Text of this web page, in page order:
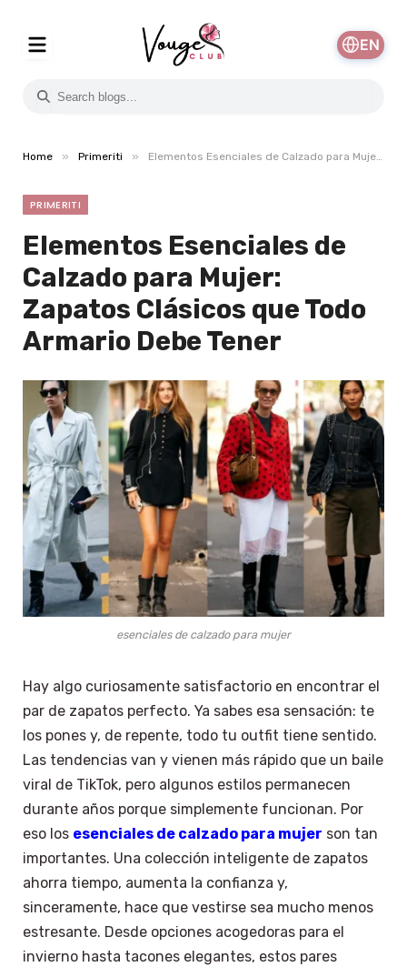
EN
Home » Primeriti » Elementos Esenciales de Calzado para Mujer: Zapatos Clásicos que Todo Armario Debe Tener
PRIMERITI
Elementos Esenciales de
Calzado para Mujer:
Zapatos Clásicos que Todo
Armario Debe Tener
esenciales de calzado para mujer
Hay algo curiosamente satisfactorio en encontrar el
par de zapatos perfecto. Ya sabes esa sensación: te
los pones y, de repente, todo tu outfit tiene sentido.
Las tendencias van y vienen más rápido que un baile
viral de TikTok, pero algunos estilos permanecen
durante años porque simplemente funcionan. Por
eso los esenciales de calzado para mujer son tan
importantes. Una colección inteligente de zapatos
ahorra tiempo, aumenta la confianza y,
sinceramente, hace que vestirse sea mucho menos
estresante. Desde opciones acogedoras para el
invierno hasta tacones elegantes, estos pares